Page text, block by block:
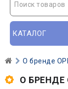
Поиск товаров
КАТАЛОГ
О бренде
О БРЕНДЕ